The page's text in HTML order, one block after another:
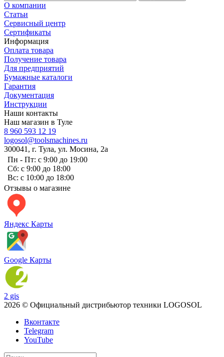
О компании
Статьи
Сервисный центр
Сертификаты
Информация
Оплата товара
Получение товара
Для предприятий
Бумажные каталоги
Гарантия
Документация
Инструкции
Наши контакты
Наш магазин в Туле
8 960 593 12 19
logosol@toolsmachines.ru
300041, г. Тула, ул. Мосина, 2а
Пн - Пт: с 9:00 до 19:00
Сб: с 9:00 до 18:00
Вс: с 10:00 до 18:00
Отзывы о магазине
Яндекс Карты
Google Карты
2 gis
2026 © Официальный дистрибьютор техники LOGOSOL
Вконтакте
Telegram
YouTube